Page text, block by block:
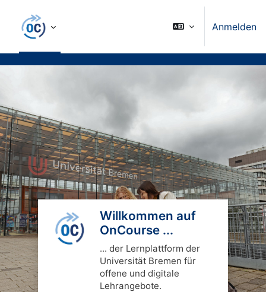
Anmelden
Willkommen auf
OnCourse ...
... der Lernplattform der
Universität Bremen für
offene und digitale
Lehrangebote.